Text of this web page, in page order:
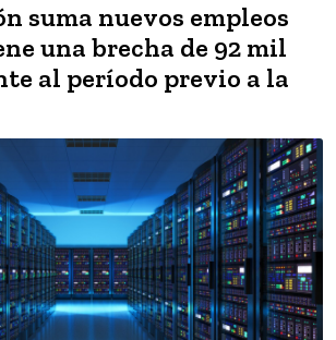
suma nuevos empleos
una brecha de 92 mil
al período previo a la